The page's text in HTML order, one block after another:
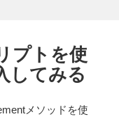
プトを使
してみる
メソッドを使